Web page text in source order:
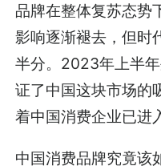
品牌在整体复苏态势
影响逐渐褪去，但时
半分。2023年上半
证了中国这块市场的
着中国消费企业已进
中国消费品牌究竟该